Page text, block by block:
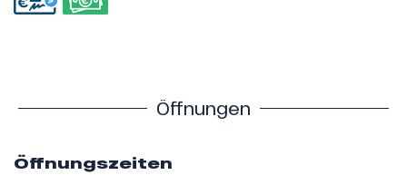
Öffnungen
Öffnungszeiten